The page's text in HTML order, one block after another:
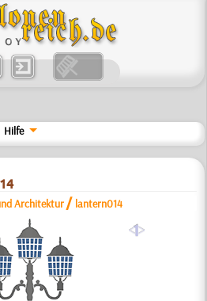
Hilfe
Architektur / lantern014
a